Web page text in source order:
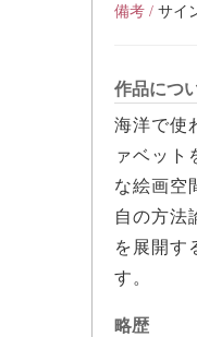
備考 / サイ
作品につ
海洋で使
ァベット
な絵画空
自の方法
を展開す
す。
略歴